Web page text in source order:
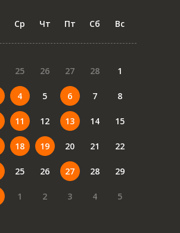
Ср Чт Пт Сб Вс
25 26 27 28 1
4 5 6 7 8
11 12 13 14 15
18 19 20 21 22
25 26 27 28 29
1 2 3 4 5